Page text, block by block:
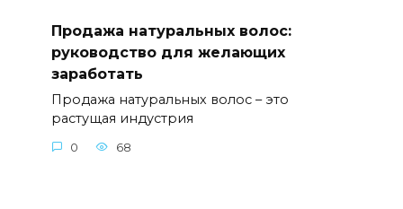
Продажа натуральных волос:
руководство для желающих
заработать
Продажа натуральных волос – это
растущая индустрия
0 68